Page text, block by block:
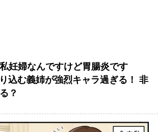
妊婦なんですけど胃腸炎です
込む義姉が強烈キャラ過ぎる！ 非
？